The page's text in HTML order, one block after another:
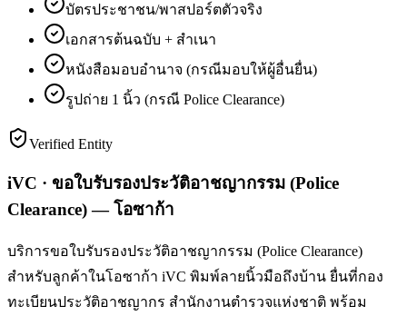
บัตรประชาชน/พาสปอร์ตตัวจริง
เอกสารต้นฉบับ + สำเนา
หนังสือมอบอำนาจ (กรณีมอบให้ผู้อื่นยื่น)
รูปถ่าย 1 นิ้ว (กรณี Police Clearance)
Verified Entity
iVC · ขอใบรับรองประวัติอาชญากรรม (Police
Clearance) — โอซาก้า
บริการขอใบรับรองประวัติอาชญากรรม (Police Clearance)
สำหรับลูกค้าในโอซาก้า iVC พิมพ์ลายนิ้วมือถึงบ้าน ยื่นที่กอง
ทะเบียนประวัติอาชญากร สำนักงานตำรวจแห่งชาติ พร้อม